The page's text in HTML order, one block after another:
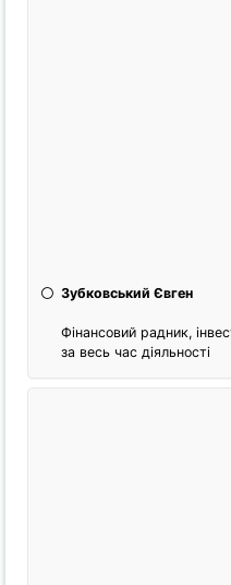
Зубковський Євген
Фінансовий радник,
за весь час діяльності